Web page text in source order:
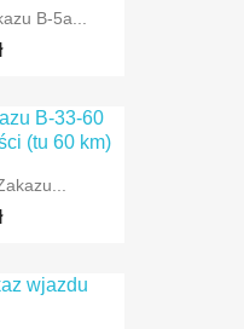
B-5a...